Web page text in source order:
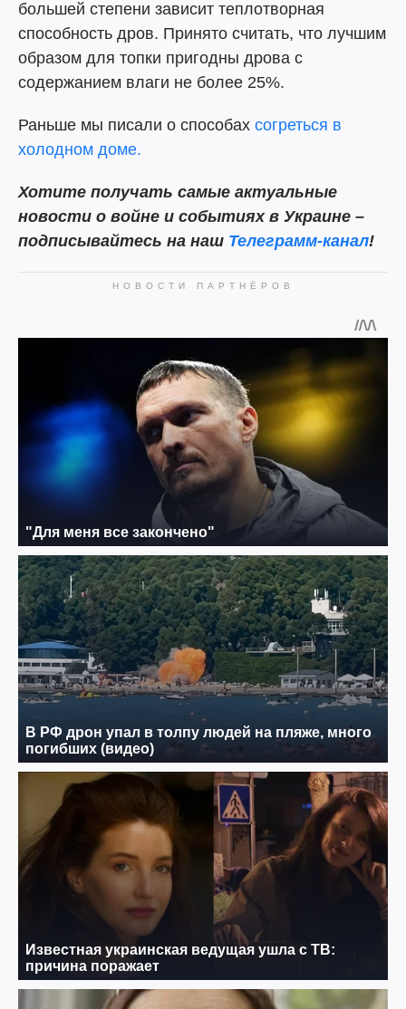
большей степени зависит теплотворная
способность дров. Принято считать, что лучшим
образом для топки пригодны дрова с
содержанием влаги не более 25%.
Раньше мы писали о способах согреться в
холодном доме.
Хотите получать самые актуальные
новости о войне и событиях в Украине –
подписывайтесь на наш Телеграмм-канал!